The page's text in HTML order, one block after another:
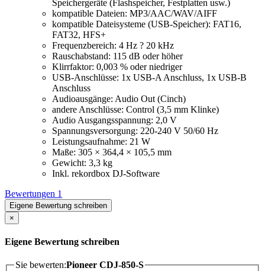
Speichergeräte (Flashspeicher, Festplatten usw.)
kompatible Dateien: MP3/AAC/WAV/AIFF
kompatible Dateisysteme (USB-Speicher): FAT16,
FAT32, HFS+
Frequenzbereich: 4 Hz ? 20 kHz
Rauschabstand: 115 dB oder höher
Klirrfaktor: 0,003 % oder niedriger
USB-Anschlüsse: 1x USB-A Anschluss, 1x USB-B
Anschluss
Audioausgänge: Audio Out (Cinch)
andere Anschlüsse: Control (3,5 mm Klinke)
Audio Ausgangsspannung: 2,0 V
Spannungsversorgung: 220-240 V 50/60 Hz
Leistungsaufnahme: 21 W
Maße: 305 × 364,4 × 105,5 mm
Gewicht: 3,3 kg
Inkl. rekordbox DJ-Software
Bewertungen 1
Eigene Bewertung schreiben
×
Eigene Bewertung schreiben
Sie bewerten:Pioneer CDJ-850-S